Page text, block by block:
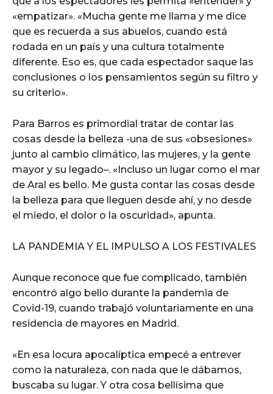
«empatizar». «Mucha gente me llama y me dice
que es recuerda a sus abuelos, cuando está
rodada en un país y una cultura totalmente
diferente. Eso es, que cada espectador saque las
conclusiones o los pensamientos según su filtro y
su criterio».
Para Barros es primordial tratar de contar las
cosas desde la belleza -una de sus «obsesiones»
junto al cambio climático, las mujeres, y la gente
mayor y su legado–. «Incluso un lugar como el mar
de Aral es bello. Me gusta contar las cosas desde
la belleza para que lleguen desde ahí, y no desde
el miedo, el dolor o la oscuridad», apunta.
LA PANDEMIA Y EL IMPULSO A LOS FESTIVALES
Aunque reconoce que fue complicado, también
encontró algo bello durante la pandemia de
Covid-19, cuando trabajó voluntariamente en una
residencia de mayores en Madrid.
«En esa locura apocalíptica empecé a entrever
como la naturaleza, con nada que le dábamos,
buscaba su lugar. Y otra cosa bellísima que